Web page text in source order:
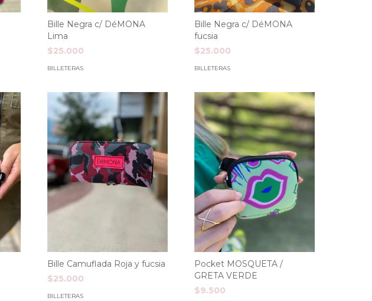
Bille Negra c/ DéMONA
Lima
$25.000
BILLETERAS
Bille Negra c/ DéMONA
fucsia
$25.000
BILLETERAS
Bille Camuflada Roja y fucsia
$25.000
BILLETERAS
Pocket MOSQUETA /
GRETA VERDE
$9.500